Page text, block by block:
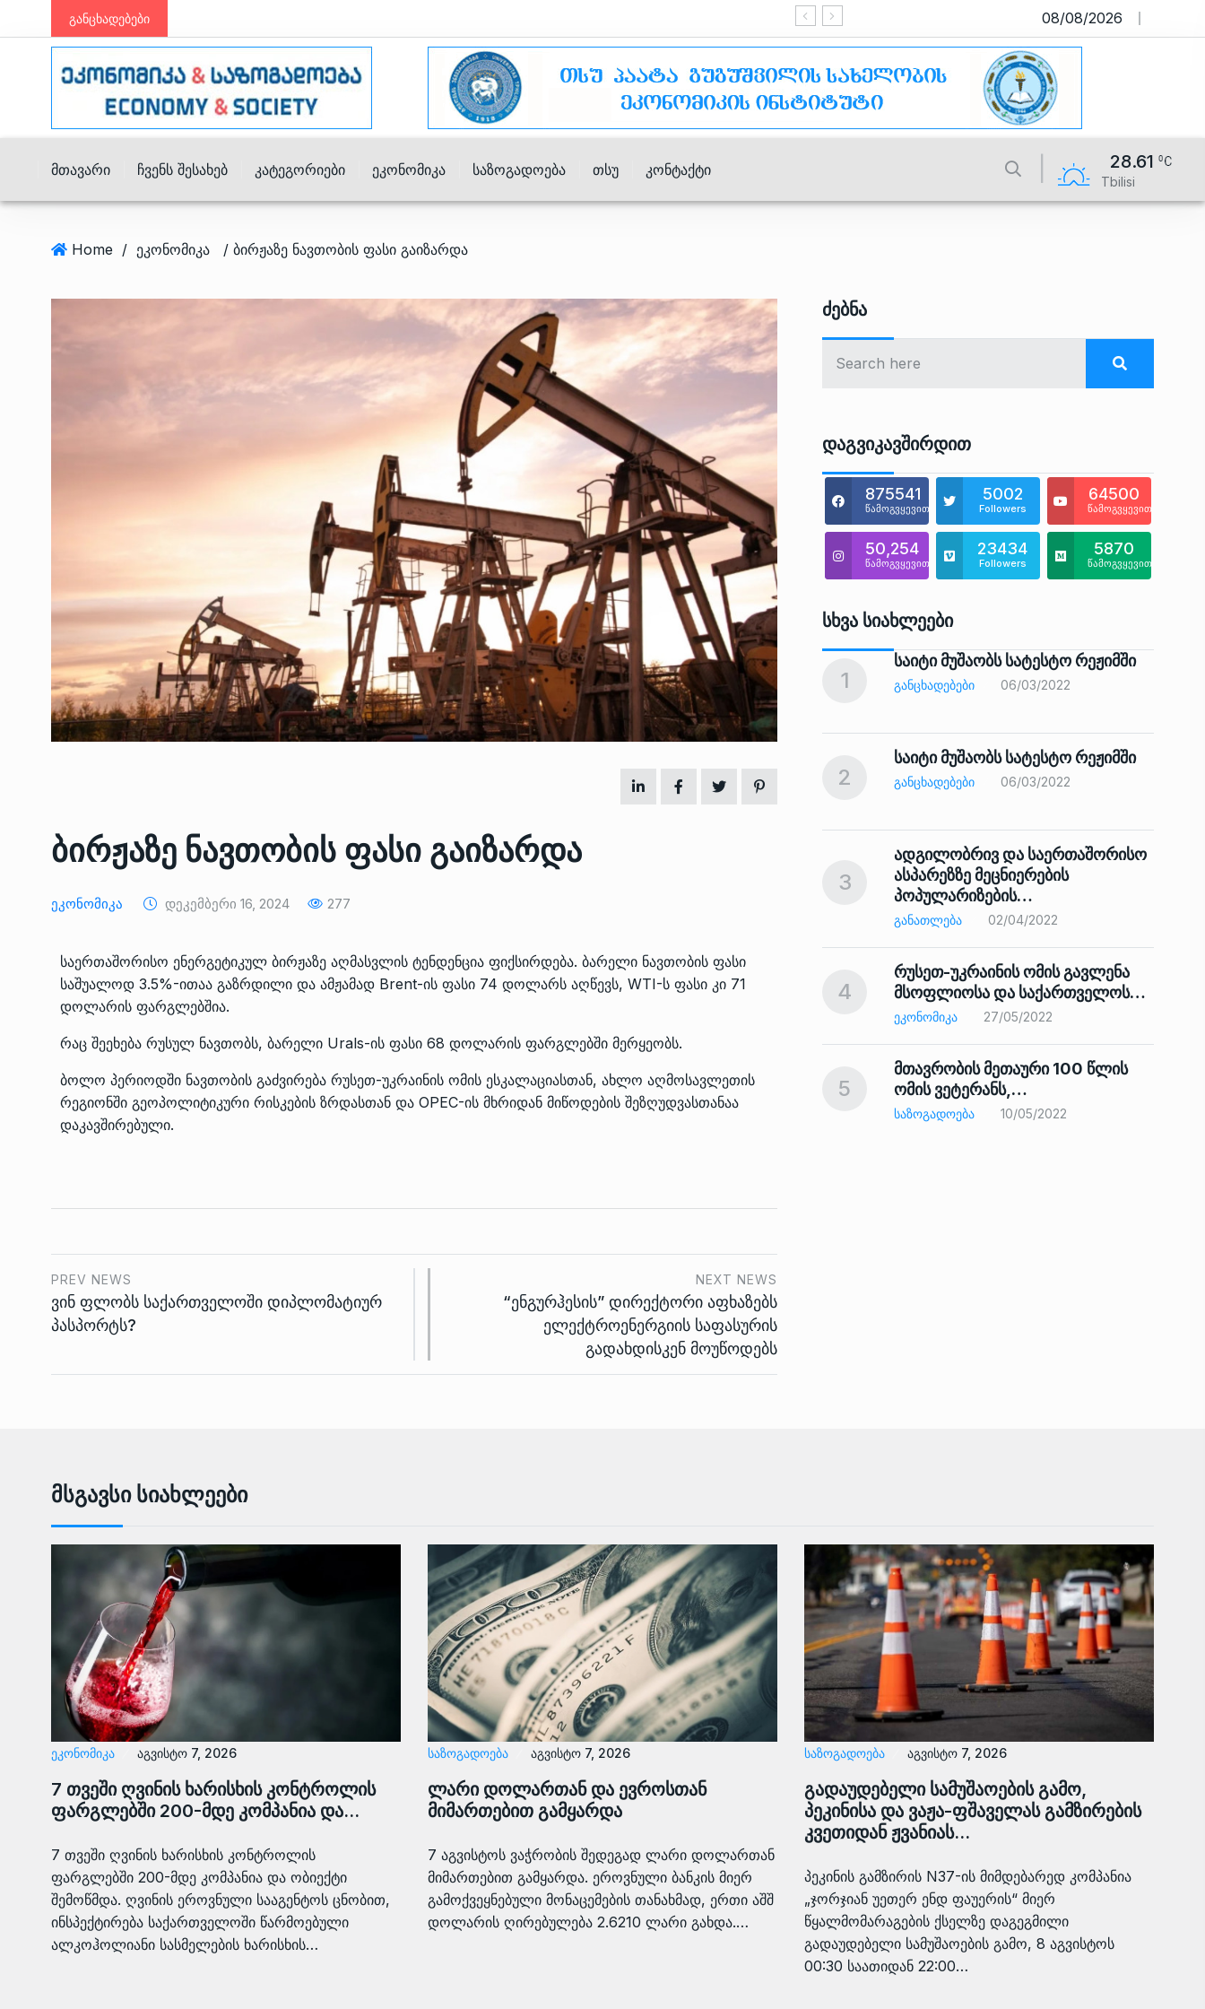
განცხადებები საიტი მუშაობს სატესტო რეჟიმში
08/08/2026
Მთავარი Ჩვენს Შესახებ Კატეგორიები Ეკონომიკა Საზოგადოება Თსუ Კონტაქტი 28.61
Tbilisi
Home / ეკონომიკა / ბირჟაზე ნავთობის ფასი გაიზარდა
ბირჟაზე ნავთობის ფასი გაიზარდა
Ეკონომიკა Დეკემბერი 16, 2024 277
საერთაშორისო ენერგეტიკულ ბირჟაზე აღმასვლის ტენდენცია ფიქსირდება. ბარელი ნავთობის ფასი
საშუალოდ 3.5%-ითაა გაზრდილი და ამჟამად Brent-ის ფასი 74 დოლარს აღწევს, WTI-ს ფასი კი 71
დოლარის ფარგლებშია.
რაც შეეხება რუსულ ნავთობს, ბარელი Urals-ის ფასი 68 დოლარის ფარგლებში მერყეობს.
ბოლო პერიოდში ნავთობის გაძვირება რუსეთ-უკრაინის ომის ესკალაციასთან, ახლო აღმოსავლეთის
რეგიონში გეოპოლიტიკური რისკების ზრდასთან და OPEC-ის მხრიდან მიწოდების შეზღუდვასთანაა
დაკავშირებული.
PREV NEWS
ვინ ფლობს საქართველოში დიპლომატიურ
პასპორტს?
NEXT NEWS
“ენგურჰესის” დირექტორი აფხაზებს
ელექტროენერგიის საფასურის
გადახდისკენ მოუწოდებს
Ძებნა
Დაგვიკავშირდით
875541
წამოგვყევით
5002
Followers
64500
წამოგვყევით
50,254
წამოგვყევით
23434
Followers
5870
წამოგვყევით
Სხვა Სიახლეები
6
ოთარ შამუგია ბაქოში გამართულ
მინისტერიალზე სიტყვით…
ᲔᲙᲝᲜᲝᲛᲘᲙᲐ 10/05/2022
8
საქართველოს რკინიგზის
გენერალურმა დირექტორმა შუა
დერეფნის…
9
თბილისის ზაქარია ფალიაშვილის
ბალეტის…
10
თბილისის ზაქარია ფალიაშვილის
11
ზურაბ აზარაშვილი:
„სოციალურად დაუცველთა
დასაქმების პროგრამაში,…
ᲡᲐᲖᲝᲒᲐᲓᲝᲔᲑᲐ 13/05/2022
აბაშის მუნიციპალიტეტი
ᲠᲔᲒᲘᲝᲜᲔᲑᲘ 13/05/2022
14
პრემიერ-მინისტრი ირაკლი
ღარიბაშვილი ოზურგეთის
ᲒᲐᲜᲐᲗᲚᲔᲑᲐ 15/05/2022
15
პრემიერ-მინისტრმა ირაკლი
ღარიბაშვილმა ახლად
1
საიტი მუშაობს სატესტო რეჟიმში
ᲒᲐᲜᲪᲮᲐᲓᲔᲑᲔᲑᲘ 06/03/2022
2
საიტი მუშაობს სატესტო რეჟიმში
ᲒᲐᲜᲪᲮᲐᲓᲔᲑᲔᲑᲘ 06/03/2022
3
ადგილობრივ და საერთაშორისო
ასპარეზზე მეცნიერების
პოპულარიზების…
ᲒᲐᲜᲐᲗᲚᲔᲑᲐ 02/04/2022
4
რუსეთ-უკრაინის ომის გავლენა
მსოფლიოსა და საქართველოს…
ᲔᲙᲝᲜᲝᲛᲘᲙᲐ 27/05/2022
5
მთავრობის მეთაური 100 წლის
ომის ვეტერანს,…
ᲡᲐᲖᲝᲒᲐᲓᲝᲔᲑᲐ 10/05/2022
Მსგავსი Სიახლეები
ᲔᲙᲝᲜᲝᲛᲘᲙᲐ აგვისტო 7, 2026
7 თვეში ღვინის ხარისხის კონტროლის
ფარგლებში 200-მდე კომპანია და…
7 თვეში ღვინის ხარისხის კონტროლის
ფარგლებში 200-მდე კომპანია და ობიექტი
შემოწმდა. ღვინის ეროვნული სააგენტოს ცნობით,
ინსპექტირება საქართველოში წარმოებული
ალკოჰოლიანი სასმელების ხარისხის…
ᲡᲐᲖᲝᲒᲐᲓᲝᲔᲑᲐ აგვისტო 7, 2026
ლარი დოლართან და ევროსთან
მიმართებით გამყარდა
7 აგვისტოს ვაჭრობის შედეგად ლარი დოლართან
მიმართებით გამყარდა. ეროვნული ბანკის მიერ
გამოქვეყნებული მონაცემების თანახმად, ერთი აშშ
დოლარის ღირებულება 2.6210 ლარი გახდა.…
ᲡᲐᲖᲝᲒᲐᲓᲝᲔᲑᲐ აგვისტო 7, 2026
გადაუდებელი სამუშაოების გამო,
პეკინისა და ვაჟა-ფშაველას გამზირების
კვეთიდან ჟვანიას…
პეკინის გამზირის N37-ის მიმდებარედ კომპანია
„ჯორჯიან უეთერ ენდ ფაუერის“ მიერ
წყალმომარაგების ქსელზე დაგეგმილი
გადაუდებელი სამუშაოების გამო, 8 აგვისტოს
00:30 საათიდან 22:00…